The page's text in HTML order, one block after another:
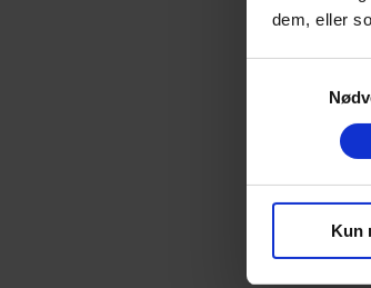
dem, eller
Kun